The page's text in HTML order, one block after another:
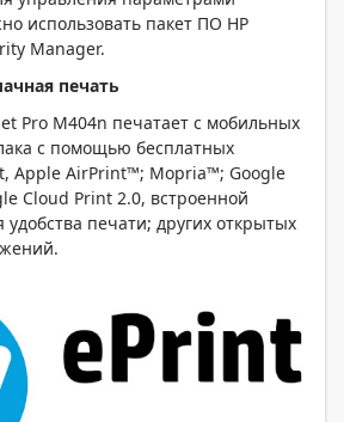
использовать пакет ПО HP
Manager.
печать
Pro M404n печатает с мобильных
с помощью бесплатных
Apple AirPrint™; Mopria™; Google
Cloud Print 2.0, встроенной
печати; других открытых